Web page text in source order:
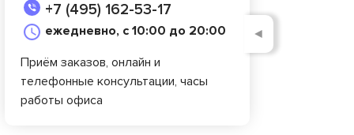
+7 (495) 162-53-17
ежедневно, с 10:00 до 20:00
Приём заказов, онлайн и
телефонные консультации, часы
работы офиса
◄